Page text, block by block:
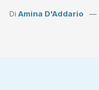
Di Amina D'Addario